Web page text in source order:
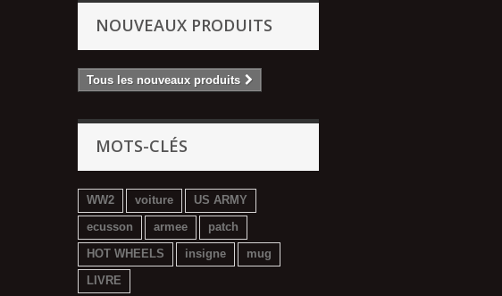
NOUVEAUX PRODUITS
Tous les nouveaux produits
MOTS-CLÉS
WW2 voiture
US ARMY
ecusson
armee
patch
HOT WHEELS
insigne
mug
LIVRE